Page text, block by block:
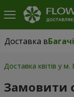
Доставка в
Доставка в
Доставка квітів у
Замовити